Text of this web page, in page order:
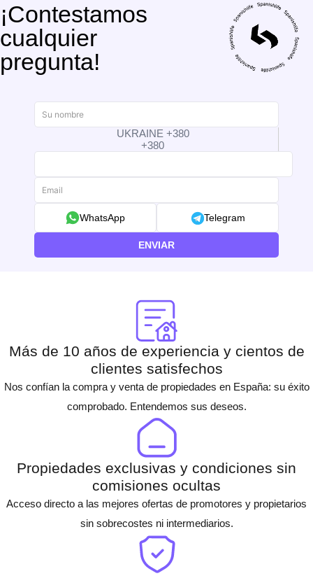
¡Contestamos
cualquier
pregunta!
UKRAINE +380
+380
WhatsApp Telegram
ENVIAR
Más de 10 años de experiencia y cientos de
clientes satisfechos
Nos confían la compra y venta de propiedades en España: su éxito
comprobado. Entendemos sus deseos.
Propiedades exclusivas y condiciones sin
comisiones ocultas
Acceso directo a las mejores ofertas de promotores y propietarios
sin sobrecostes ni intermediarios.